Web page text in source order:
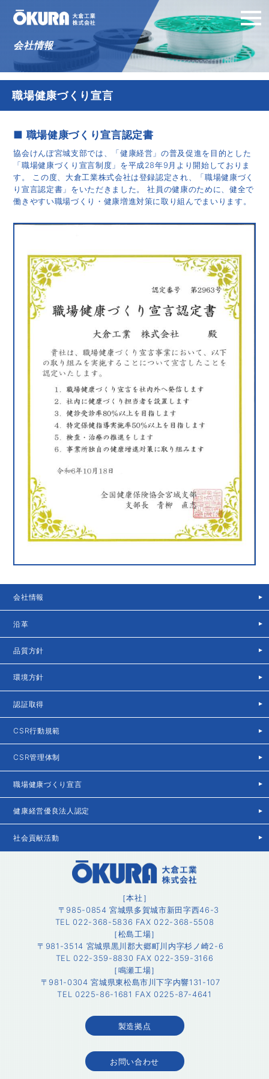
会社情報
職場健康づくり宣言
■ 職場健康づくり宣言認定書
協会けんぽ宮城支部では、「健康経営」の普及促進を目的とした
「職場健康づくり宣言制度」を平成28年9月より開始しておりま
す。 この度、大倉工業株式会社は登録認定され、「職場健康づく
り宣言認定書」をいただきました。 社員の健康のために、健全で
働きやすい職場づくり・健康増進対策に取り組んでまいります。
会社情報
沿革
品質方針
環境方針
認証取得
CSR行動規範
CSR管理体制
職場健康づくり宣言
健康経営優良法人認定
社会貢献活動
［本社］
〒985-0854 宮城県多賀城市新田字西46-3
TEL 022-368-5836 FAX 022-368-5508
［松島工場］
〒981-3514 宮城県黒川郡大郷町川内字杉ノ崎2-6
TEL 022-359-8830 FAX 022-359-3166
［鳴瀬工場］
〒981-0304 宮城県東松島市川下字内響131-107
TEL 0225-86-1681 FAX 0225-87-4641
製造拠点
お問い合わせ